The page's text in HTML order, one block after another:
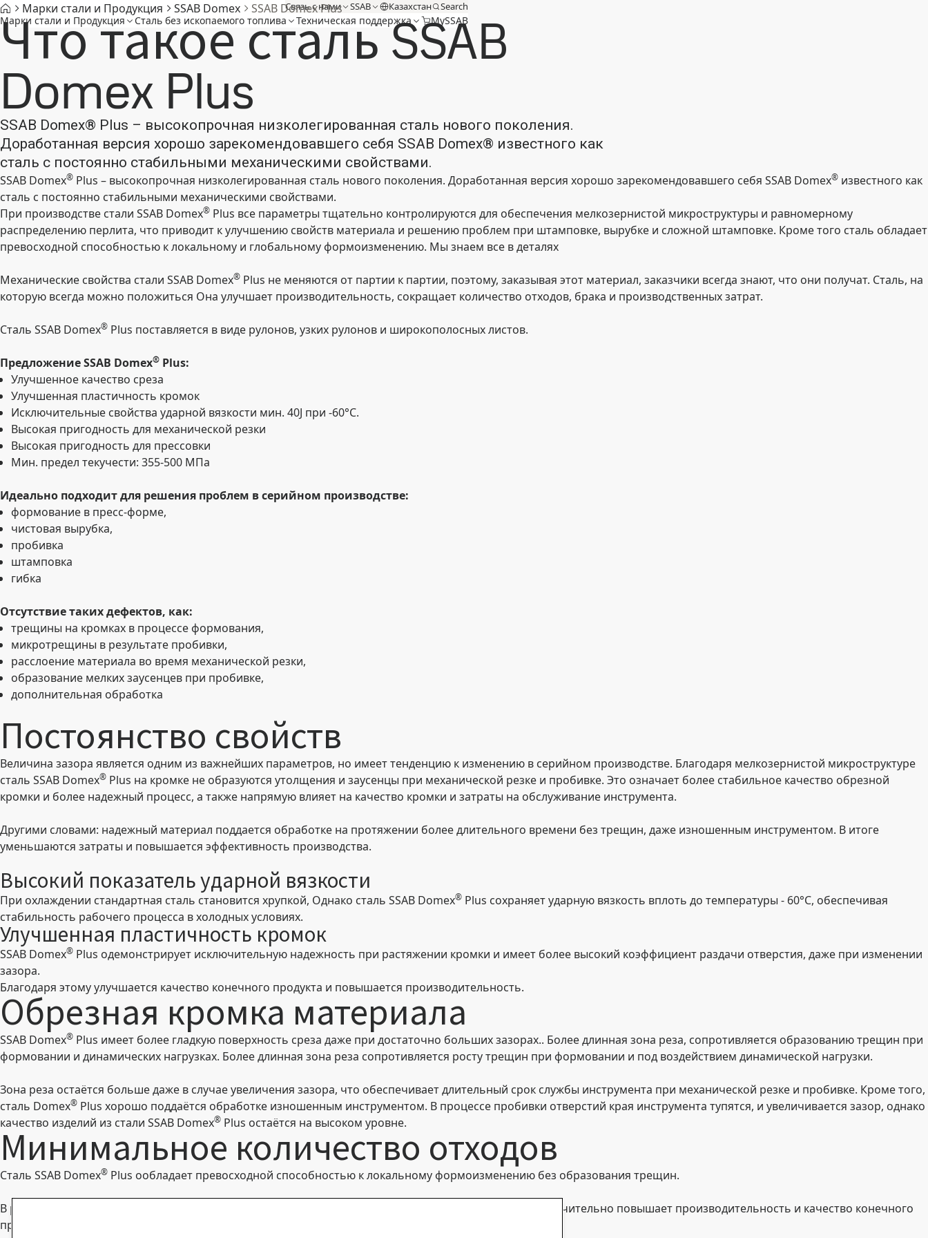
Связь с нами SSAB Казахстан Search
Марки стали и Продукция Cталь без ископаемого топлива Техническая поддержка MySSAB
Марки стали и Продукция SSAB Domex SSAB Domex Plus
Что такое сталь SSAB
Domex Plus
SSAB Domex® Plus – высокопрочная низколегированная сталь нового поколения.
Доработанная версия хорошо зарекомендовавшего себя SSAB Domex® известного как
сталь с постоянно стабильными механическими свойствами.
SSAB Domex® Plus – высокопрочная низколегированная сталь нового поколения. Доработанная версия хорошо зарекомендовавшего себя SSAB Domex® известного как
сталь с постоянно стабильными механическими свойствами.
При производстве стали SSAB Domex® Plus все параметры тщательно контролируются для обеспечения мелкозернистой микроструктуры и равномерному
распределению перлита, что приводит к улучшению свойств материала и решению проблем при штамповке, вырубке и сложной штамповке. Кроме того сталь обладает
превосходной способностью к локальному и глобальному формоизменению. Мы знаем все в деталях
Механические свойства стали SSAB Domex® Plus не меняются от партии к партии, поэтому, заказывая этот материал, заказчики всегда знают, что они получат. Сталь, на
которую всегда можно положиться Она улучшает производительность, сокращает количество отходов, брака и производственных затрат.
Сталь SSAB Domex® Plus поставляется в виде рулонов, узких рулонов и широкополосных листов.
Предложение SSAB Domex® Plus:
Улучшенное качество среза
Улучшенная пластичность кромок
Исключительные свойства ударной вязкости мин. 40J при -60°C.
Высокая пригодность для механической резки
Высокая пригодность для прессовки
Мин. предел текучести: 355-500 МПа
Идеально подходит для решения проблем в серийном производстве:
формование в пресс-форме,
чистовая вырубка,
пробивка
штамповка
гибка
Отсутствие таких дефектов, как:
трещины на кромках в процессе формования,
микротрещины в результате пробивки,
расслоение материала во время механической резки,
образование мелких заусенцев при пробивке,
дополнительная обработка
Постоянство свойств
Величина зазора является одним из важнейших параметров, но имеет тенденцию к изменению в серийном производстве. Благодаря мелкозернистой микроструктуре
сталь SSAB Domex® Plus на кромке не образуются утолщения и заусенцы при механической резке и пробивке. Это означает более стабильное качество обрезной
кромки и более надежный процесс, а также напрямую влияет на качество кромки и затраты на обслуживание инструмента.
Другими словами: надежный материал поддается обработке на протяжении более длительного времени без трещин, даже изношенным инструментом. В итоге
уменьшаются затраты и повышается эффективность производства.
Высокий показатель ударной вязкости
При охлаждении стандартная сталь становится хрупкой, Однако сталь SSAB Domex® Plus сохраняет ударную вязкость вплоть до температуры - 60°C, обеспечивая
стабильность рабочего процесса в холодных условиях.
Улучшенная пластичность кромок
SSAB Domex® Plus одемонстрирует исключительную надежность при растяжении кромки и имеет более высокий коэффициент раздачи отверстия, даже при изменении
зазора.
Благодаря этому улучшается качество конечного продукта и повышается производительность.
Обрезная кромка материала
SSAB Domex® Plus имеет более гладкую поверхность среза даже при достаточно больших зазорах.. Более длинная зона реза, сопротивляется образованию трещин при
формовании и динамических нагрузках. Более длинная зона реза сопротивляется росту трещин при формовании и под воздействием динамической нагрузки.
Зона реза остаётся больше даже в случае увеличения зазора, что обеспечивает длительный срок службы инструмента при механической резке и пробивке. Кроме того,
сталь Domex® Plus хорошо поддаётся обработке изношенным инструментом. В процессе пробивки отверстий края инструмента тупятся, и увеличивается зазор, однако
качество изделий из стали SSAB Domex® Plus остаётся на высоком уровне.
Минимальное количество отходов
Сталь SSAB Domex® Plus ообладает превосходной способностью к локальному формоизменению без образования трещин.
В результате гибки и формовки с применением сильного напряжения не возникают трещины, что значительно повышает производительность и качество конечного
продукта. Когда все детали имеют высокое качество, а объём отходов сокращается до минимума.